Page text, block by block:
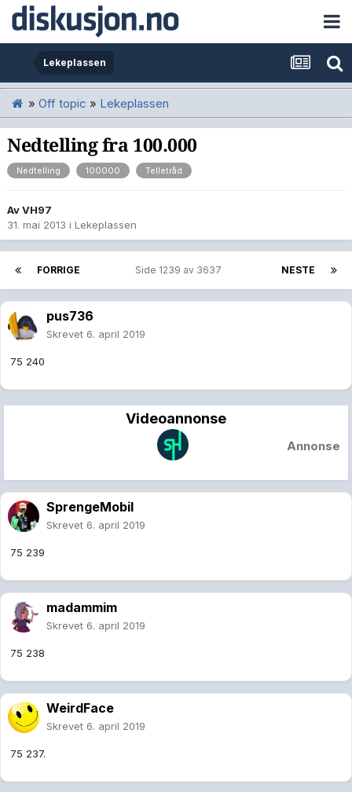
Lekeplassen
» Off topic » Lekeplassen
Nedtelling fra 100.000
Nedtelling 100000 Telletråd
AvVH97
31. mai 2013 i Lekeplassen
FORRIGE NESTE
Side 1239 av 3637
pus736
Skrevet 6. april 2019
75 240
Videoannonse
Annonse
SprengeMobil
Skrevet 6. april 2019
75 239
madammim
Skrevet 6. april 2019
75 238
WeirdFace
Skrevet 6. april 2019
75 237.